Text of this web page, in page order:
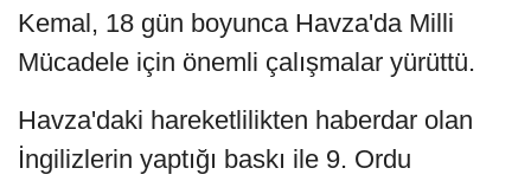
Kemal, 18 gün boyunca Havza'da Milli
Mücadele için önemli çalışmalar yürüttü.
Havza'daki hareketlilikten haberdar olan
İngilizlerin yaptığı baskı ile 9. Ordu